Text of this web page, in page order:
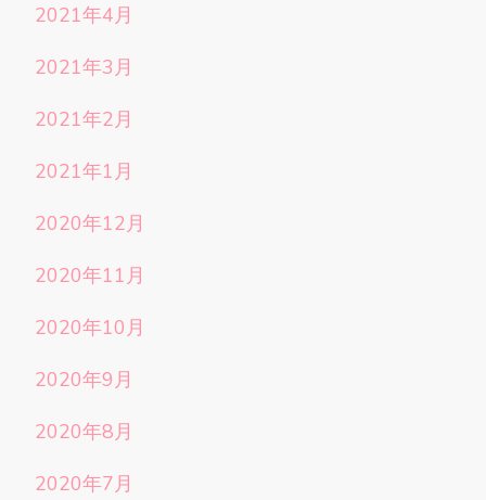
2021年4月
2021年3月
2021年2月
2021年1月
2020年12月
2020年11月
2020年10月
2020年9月
2020年8月
2020年7月